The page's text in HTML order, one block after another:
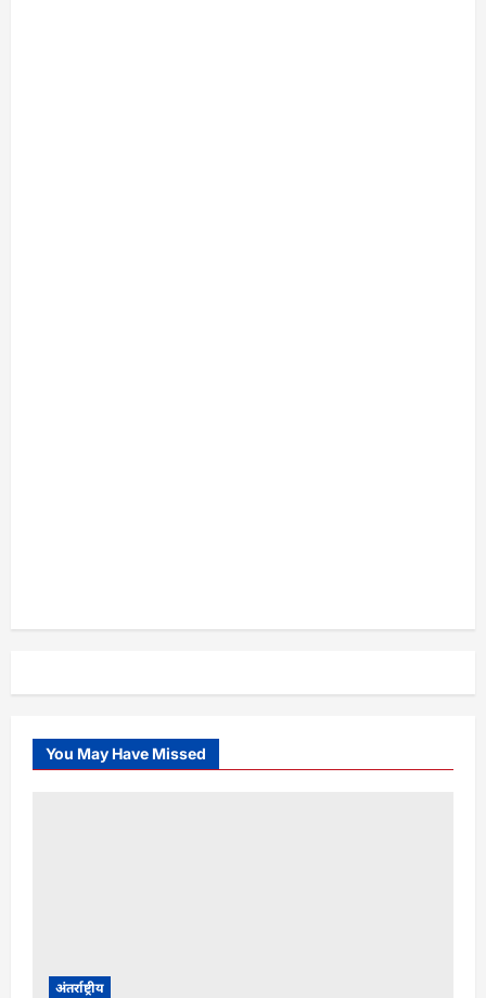
You May Have Missed
अंतर्राष्ट्रीय